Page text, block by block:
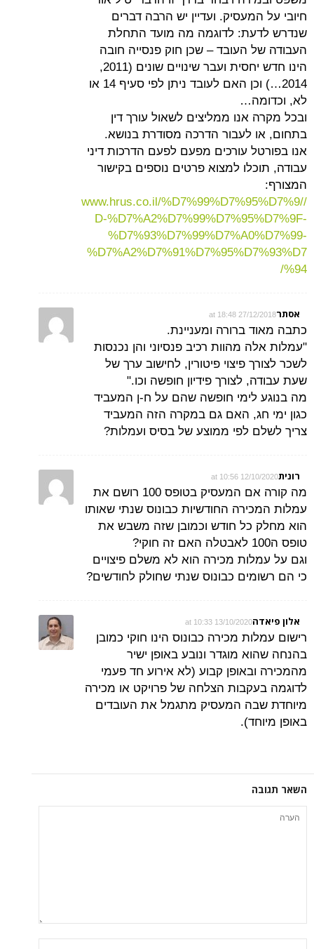
חיובי על המעסיק. ועדיין יש הרבה דברים
שנדרש לדעת: לדוגמה מה מועד התחלת
העבודה של העובד – שכן חוק פנסייה חובה
הינו חדש יחסית ועבר שינויים שונים (2011,
2014…) וכן האם לעובד ניתן לפי סעיף 14 או
לא, וכדומה…
ובכל מקרה אנו ממליצים לשאול עורך דין
בתחום, או לעבור הדרכה מסודרת בנושא.
אנו בפורטל עורכים מפעם לפעם הדרכות דיני
עבודה, תוכלו למצוא פרטים נוספים בקישור
המצורף:
//www.hrus.co.il/%D7%99%D7%95%D7%9
D-%D7%A2%D7%99%D7%95%D7%9F-
%D7%93%D7%99%D7%A0%D7%99-
%D7%A2%D7%91%D7%95%D7%93%D7
%94/
אסתר27/12/2018 at 18:48
כתבה מאוד ברורה ומעניינת.
"עמלות אלה מהוות רכיב פנסיוני והן נכנסות
לשכר לצורך פיצוי פיטורין, לחישוב ערך של
שעת עבודה, לצורך פידיון חופשה וכו."
מה בנוגע לימי חופשה שהם על ח-ן המעביד
כגון ימי חג, האם גם במקרה הזה המעביד
צריך לשלם לפי ממוצע של בסיס ועמלות?
רונית12/10/2020 at 10:56
מה קורה אם המעסיק בטופס 100 רושם את
עמלות המכירה החודשיות כבונוס שנתי שאותו
הוא מחלק כל חודש וכמובן שזה משבש את
טופס ה100 לאבטלה האם זה חוקי?
וגם על עמלות מכירה הוא לא משלם פיצויים
כי הם רשומים כבונוס שנתי שחולק לחודשים?
אלון פיאדה13/10/2020 at 10:33
רישום עמלות מכירה כבונוס הינו חוקי כמובן
בהנחה שהוא מוגדר ונובע באופן ישיר
מהמכירה ובאופן קבוע (לא אירוע חד פעמי
לדוגמה בעקבות הצלחה של פרויקט או מכירה
מיוחדת שבה המעסיק מתגמל את העובדים
באופן מיוחד).
השאר תגובה